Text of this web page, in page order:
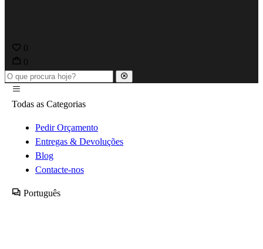
0
0
Todas as Categorias
Pedir Orçamento
Entregas & Devoluções
Blog
Contacte-nos
Português